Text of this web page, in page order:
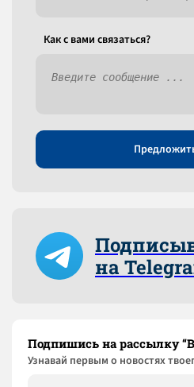
Как c вами связаться?
на
Подпишись на рассылку
Узнaвай первым о новостях